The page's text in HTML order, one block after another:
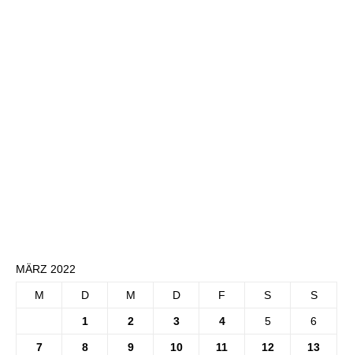
MÄRZ 2022
M D M D F S S
1 2 3 4 5 6
7 8 9 10 11 12 13